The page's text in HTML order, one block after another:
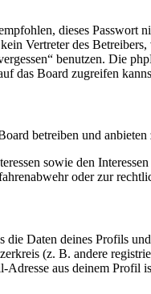
dieses
Vertreter des
benutzen. Die
das Board zugreifen
betreiben und anbieten
sowie den
oder zur
die Daten deines Profils
(z. B. andere
aus deinem